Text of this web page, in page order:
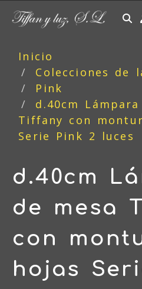
Inicio
Colecciones de
Pink
d.40cm
Tiffany con
Serie Pink 2 luces
d.40cm
de mesa
con
hojas